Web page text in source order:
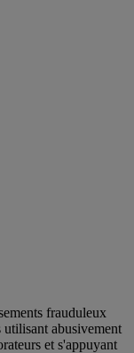
frauduleux
utilisant abusivement
et s'appuyant